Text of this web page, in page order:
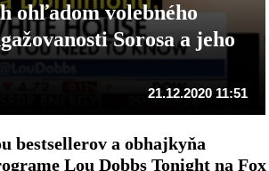
ohľadom volebného
Sorosa a jeho
21.12.2020 11:51
bestsellerov a obhajkyňa
Lou Dobbs Tonight na Fox